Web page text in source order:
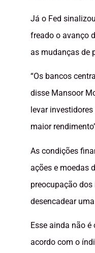
Já o Fed
freado o avanço
as mudanças de
“Os bancos
disse Mansoor
levar
maior
As condições
ações e moedas
preocupação
desencadear
Esse ainda não
acordo com o